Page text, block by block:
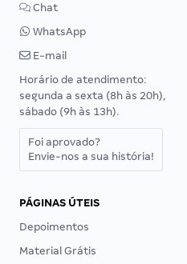
Chat
WhatsApp
E-mail
Horário de atendimento:
segunda a sexta (8h às 20h),
sábado (9h às 13h).
Foi aprovado?
Envie-nos a sua história!
PÁGINAS ÚTEIS
Depoimentos
Material Grátis